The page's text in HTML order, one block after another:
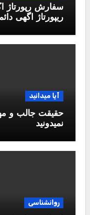
سفارش رپورتاژ
ریپورتاژ اگهی
آیا میدانید
حقیقت جالب و
نمیدونید
روانشناسی